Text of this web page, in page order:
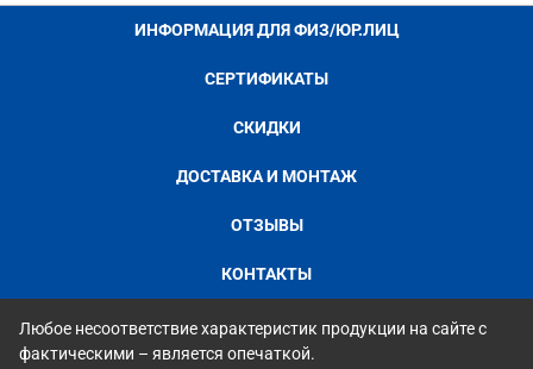
ИНФОРМАЦИЯ ДЛЯ ФИЗ/ЮР.ЛИЦ
СЕРТИФИКАТЫ
СКИДКИ
ДОСТАВКА И МОНТАЖ
ОТЗЫВЫ
КОНТАКТЫ
Любое несоответствие характеристик продукции на сайте с
фактическими – является опечаткой.